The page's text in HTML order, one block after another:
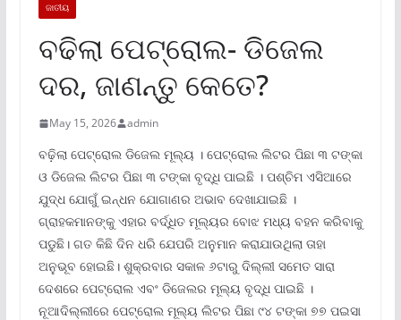
ଜାତୀୟ
ବଢିଲା ପେଟ୍ରୋଲ- ଡିଜେଲ
ଦର, ଜାଣନ୍ତୁ କେତେ?
May 15, 2026 admin
ବଢ଼ିଲା ପେଟ୍ରୋଲ ଡିଜେଲ ମୂଲ୍ୟ । ପେଟ୍ରୋଲ ଲିଟର ପିଛା ୩ ଟଙ୍କା
ଓ ଡିଜେଲ ଲିଟର ପିଛା ୩ ଟଙ୍କା ବୃଦ୍ଧି ପାଇଛି । ପଶ୍ଚିମ ଏସିଆରେ
ଯୁଦ୍ଧ ଯୋଗୁଁ ଇନ୍ଧନ ଯୋଗାଣର ଅଭାବ ଦେଖାଯାଇଛି ।
ଗ୍ରାହକମାନଙ୍କୁ ଏହାର ବର୍ଦ୍ଧିତ ମୂଲ୍ୟର ବୋଝ ମଧ୍ୟ ବହନ କରିବାକୁ
ପଡୁଛି। ଗତ କିଛି ଦିନ ଧରି ଯେପରି ଅନୁମାନ କରାଯାଉଥିଲା ତାହା
ଅନୁଭୂବ ହୋଇଛି। ଶୁକ୍ରବାର ସକାଳ ୬ଟାରୁ ଦିଲ୍ଲୀ ସମେତ ସାରା
ଦେଶରେ ପେଟ୍ରୋଲ ଏବଂ ଡିଜେଲର ମୂଲ୍ୟ ବୃଦ୍ଧି ପାଇଛି ।
ନୂଆଦିଲ୍ଲୀରେ ପେଟ୍ରୋଲ ମୂଲ୍ୟ ଲିଟର ପିଛା ୯୪ ଟଙ୍କା ୭୭ ପଇସା